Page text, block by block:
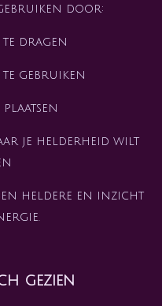
door:
te dragen
te gebruiken
je helderheid wilt
heldere en inzicht
gezien